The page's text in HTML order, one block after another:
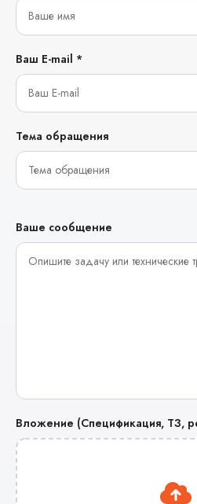
Ваш E-mail *
Тема обращения
Ваше сообщение
Вложение (Спецификация, ТЗ,